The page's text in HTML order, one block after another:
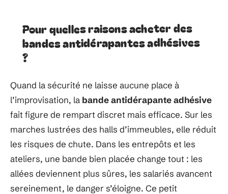
Pour quelles raisons acheter des
bandes antidérapantes adhésives
?
Quand la sécurité ne laisse aucune place à
l’improvisation, la bande antidérapante adhésive
fait figure de rempart discret mais efficace. Sur les
marches lustrées des halls d’immeubles, elle réduit
les risques de chute. Dans les entrepôts et les
ateliers, une bande bien placée change tout : les
allées deviennent plus sûres, les salariés avancent
sereinement, le danger s’éloigne. Ce petit